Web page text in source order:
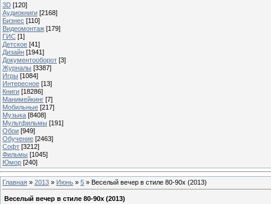
3D [120]
Аудиокниги [2168]
Бизнес [110]
Видеомонтаж [179]
ГИС [1]
Детское [41]
Дизайн [1941]
Документооборот [3]
Журналы [3387]
Игры [1084]
Интересное [13]
Книги [18286]
Манимейкинг [7]
Мобильные [217]
Музыка [8408]
Мультфильмы [191]
Обои [949]
Обучение [2463]
Софт [3212]
Фильмы [1045]
Юмор [240]
Главная » 2013 » Июнь » 5 » Веселый вечер в стиле 80-90х (2013)
Веселый вечер в стиле 80-90х (2013)